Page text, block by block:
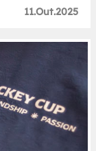
11.Out.2025